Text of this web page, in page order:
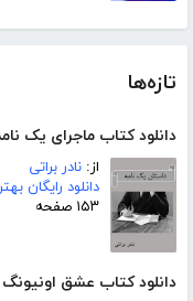
تازه‌ها
دانلود کتاب ماجرای یک
از: نادر براتی
دانلود رایگان
۱۵۳ صفحه
دانلود کتاب عشق اونیونگ